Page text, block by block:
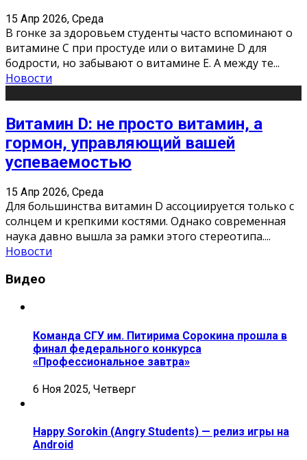
15 Апр 2026, Среда
В гонке за здоровьем студенты часто вспоминают о
витамине С при простуде или о витамине D для
бодрости, но забывают о витамине Е. А между те...
Новости
Витамин D: не просто витамин, а
гормон, управляющий вашей
успеваемостью
15 Апр 2026, Среда
Для большинства витамин D ассоциируется только с
солнцем и крепкими костями. Однако современная
наука давно вышла за рамки этого стереотипа....
Новости
Видео
Команда СГУ им. Питирима Сорокина прошла в
финал федерального конкурса
«Профессиональное завтра»
6 Ноя 2025, Четверг
Happy Sorokin (Angry Students) — релиз игры на
Android